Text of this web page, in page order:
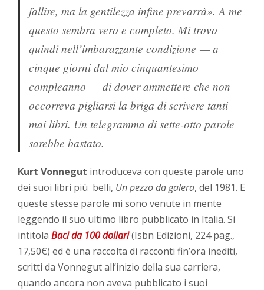
fallire, ma la gentilezza infine prevarrà». A me
questo sembra vero e completo. Mi trovo
quindi nell’imbarazzante condizione — a
cinque giorni dal mio cinquantesimo
compleanno — di dover ammettere che non
occorreva pigliarsi la briga di scrivere tanti
mai libri. Un telegramma di sette-otto parole
sarebbe bastato.
Kurt Vonnegut introduceva con queste parole uno
dei suoi libri più belli, Un pezzo da galera, del 1981. E
queste stesse parole mi sono venute in mente
leggendo il suo ultimo libro pubblicato in Italia. Si
intitolaBaci da 100 dollari(Isbn Edizioni, 224 pag.,
17,50€) ed è una raccolta di racconti fin’ora inediti,
scritti da Vonnegut all’inizio della sua carriera,
quando ancora non aveva pubblicato i suoi